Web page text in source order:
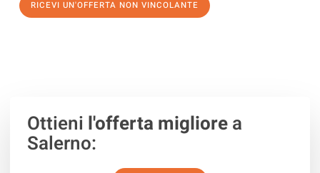
RICEVI UN'OFFERTA NON VINCOLANTE
Ottieni l'offerta migliorea
Salerno: